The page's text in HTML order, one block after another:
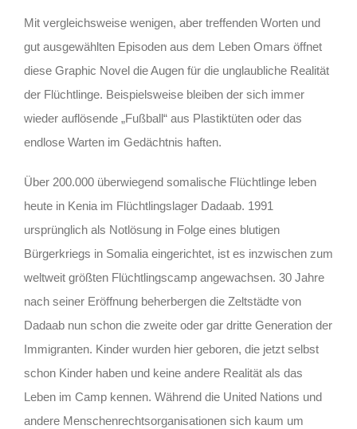
Mit vergleichsweise wenigen, aber treffenden Worten und
gut ausgewählten Episoden aus dem Leben Omars öffnet
diese Graphic Novel die Augen für die unglaubliche Realität
der Flüchtlinge. Beispielsweise bleiben der sich immer
wieder auflösende „Fußball“ aus Plastiktüten oder das
endlose Warten im Gedächtnis haften.
Über 200.000 überwiegend somalische Flüchtlinge leben
heute in Kenia im Flüchtlingslager Dadaab. 1991
ursprünglich als Notlösung in Folge eines blutigen
Bürgerkriegs in Somalia eingerichtet, ist es inzwischen zum
weltweit größten Flüchtlingscamp angewachsen. 30 Jahre
nach seiner Eröffnung beherbergen die Zeltstädte von
Dadaab nun schon die zweite oder gar dritte Generation der
Immigranten. Kinder wurden hier geboren, die jetzt selbst
schon Kinder haben und keine andere Realität als das
Leben im Camp kennen. Während die United Nations und
andere Menschenrechtsorganisationen sich kaum um